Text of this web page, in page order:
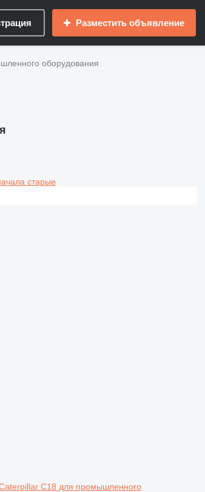
Разместить объявление
оборудования
старые
Caterpillar C18 для промышленного